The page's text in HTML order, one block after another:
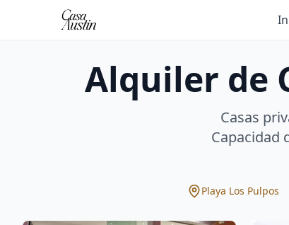
Alquiler de
Casas
Capacidad
Playa Los Pulpos